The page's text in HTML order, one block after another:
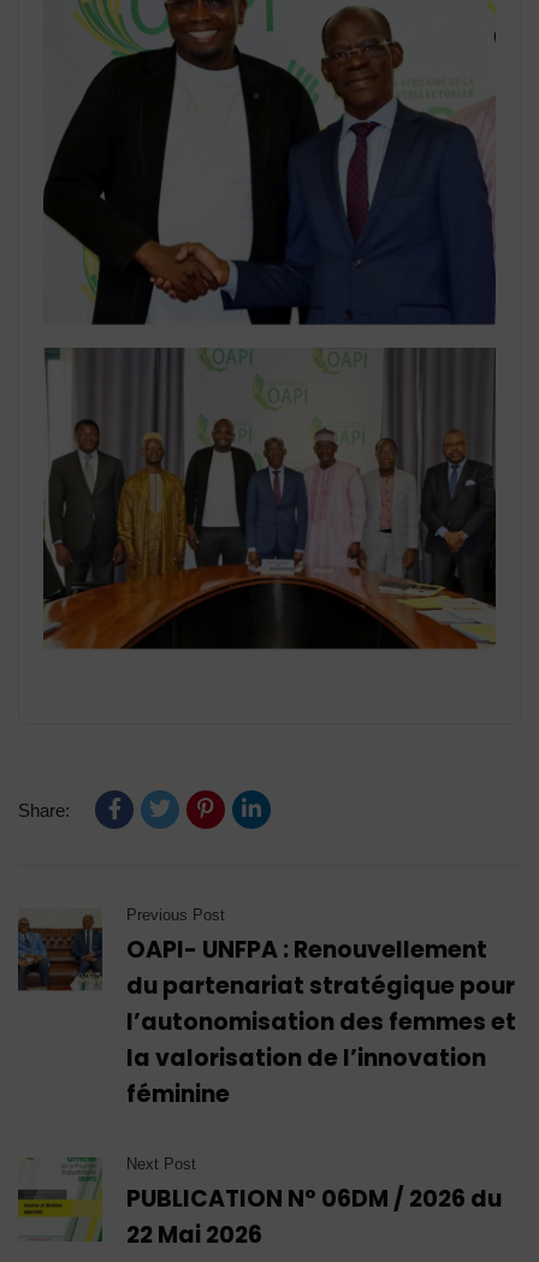
Share:
Previous Post
OAPI- UNFPA : Renouvellement
du partenariat stratégique pour
l’autonomisation des femmes et
la valorisation de l’innovation
féminine
Next Post
PUBLICATION N° 06DM / 2026 du
22 Mai 2026